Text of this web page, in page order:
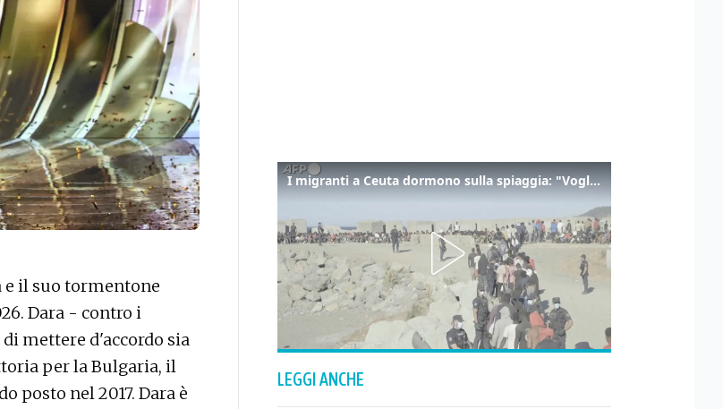
e il suo tormentone
Dara - contro i
mettere d'accordo sia
per la Bulgaria, il
posto nel 2017. Dara è
I migranti a Ceuta dormono sulla spiaggia: "Vogliamo entrare in Europa"
LEGGI ANCHE